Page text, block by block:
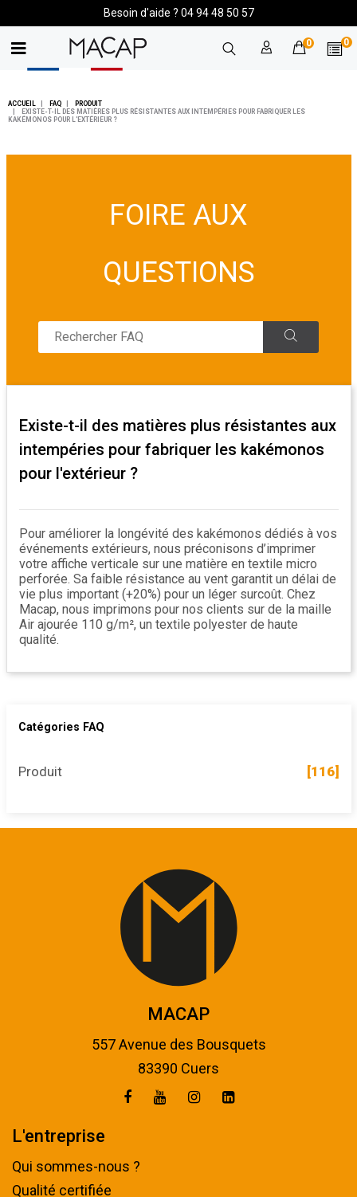
Besoin d'aide ? 04 94 48 50 57
0 0
ACCUEIL FAQ
PRODUIT
EXISTE-T-IL DES MATIÈRES PLUS RÉSISTANTES AUX INTEMPÉRIES POUR FABRIQUER LES
KAKÉMONOS POUR L'EXTÉRIEUR ?
FOIRE AUX
QUESTIONS
Existe-t-il des matières plus résistantes aux
intempéries pour fabriquer les kakémonos
pour l'extérieur ?
Pour améliorer la longévité des kakémonos dédiés à vos
événements extérieurs, nous préconisons d’imprimer
votre affiche verticale sur une matière en textile micro
perforée. Sa faible résistance au vent garantit un délai de
vie plus important (+20%) pour un léger surcoût. Chez
Macap, nous imprimons pour nos clients sur de la maille
Air ajourée 110 g/m², un textile polyester de haute
qualité.
Catégories FAQ
Produit [116]
MACAP
557 Avenue des Bousquets
83390 Cuers
L'entreprise
Qui sommes-nous ?
Qualité certifiée